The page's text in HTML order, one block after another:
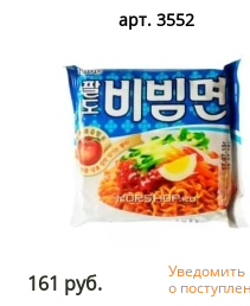
арт. 3552
161 руб.
Уведомить
о